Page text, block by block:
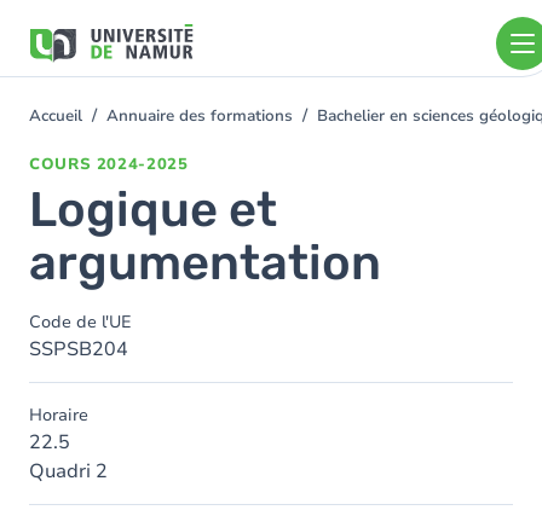
contenu
You
Accueil Annuaire des formations Bachelier en sciences
COURS 2024-2025
Logique et
argumentation
Code de l'UE
SSPSB204
Horaire
22.5
Quadri 2